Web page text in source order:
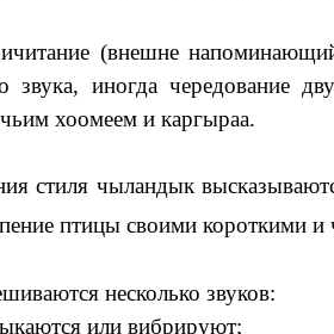
(внешне
звука, иногда чередование
хоомеем и каргыраа.
стиля чыландык
птицы своими короткими
несколько звуков:
или вибрируют;